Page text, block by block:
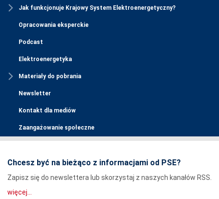
Jak funkcjonuje Krajowy System Elektroenergetyczny?
Opracowania eksperckie
Podcast
Elektroenergetyka
Materiały do pobrania
Newsletter
Kontakt dla mediów
Zaangażowanie społeczne
Chcesz być na bieżąco z informacjami od PSE?
Zapisz się do newslettera lub skorzystaj z naszych kanałów RSS.
więcej...